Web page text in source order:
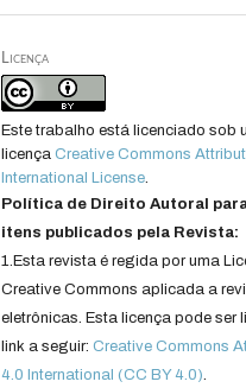
Licença
Este trabalho está licenciado sob
licençaCreative Commons
International License.
Política de Direito Autoral
itens publicados pela Revista:
1.Esta revista é regida por uma
Creative Commons aplicada a
eletrônicas. Esta licença pode ser
link a seguir:Creative Commons
4.0 International (CC BY 4.0).